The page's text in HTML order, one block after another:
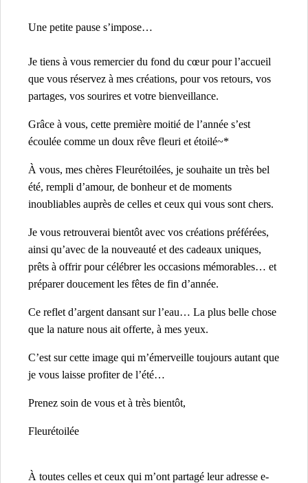
Une petite pause s’impose…
Je tiens à vous remercier du fond du cœur pour l’accueil
que vous réservez à mes créations, pour vos retours, vos
partages, vos sourires et votre bienveillance.
Grâce à vous, cette première moitié de l’année s’est
écoulée comme un doux rêve fleuri et étoilé~*
À vous, mes chères Fleurétoilées, je souhaite un très bel
été, rempli d’amour, de bonheur et de moments
inoubliables auprès de celles et ceux qui vous sont chers.
Je vous retrouverai bientôt avec vos créations préférées,
ainsi qu’avec de la nouveauté et des cadeaux uniques,
prêts à offrir pour célébrer les occasions mémorables… et
préparer doucement les fêtes de fin d’année.
Ce reflet d’argent dansant sur l’eau… La plus belle chose
que la nature nous ait offerte, à mes yeux.
C’est sur cette image qui m’émerveille toujours autant que
je vous laisse profiter de l’été…
Prenez soin de vous et à très bientôt,
Fleurétoilée
À toutes celles et ceux qui m’ont partagé leur adresse e-